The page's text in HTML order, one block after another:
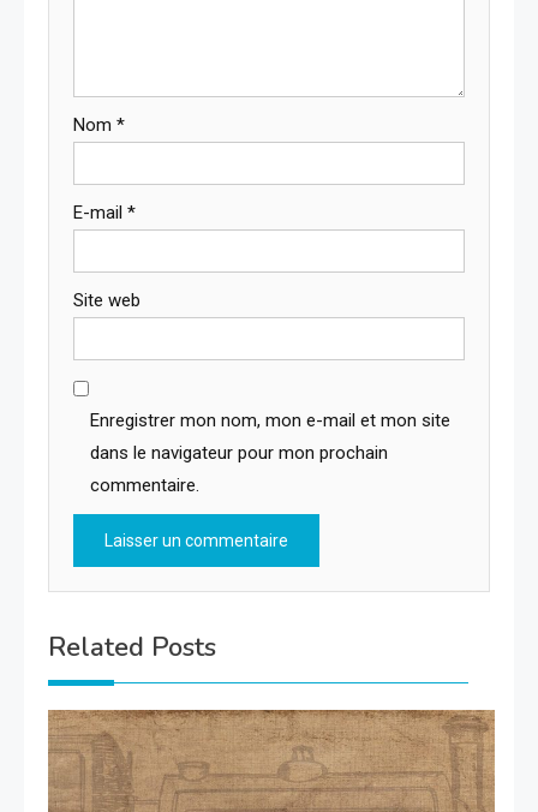
Nom *
E-mail *
Site web
Enregistrer mon nom, mon e-mail et mon site
dans le navigateur pour mon prochain
commentaire.
Related Posts